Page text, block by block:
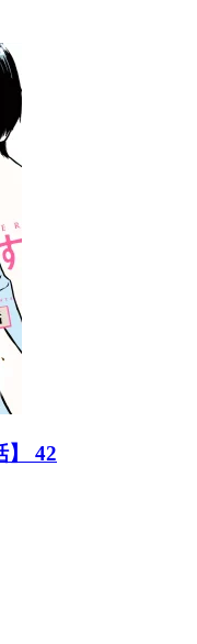
】 42